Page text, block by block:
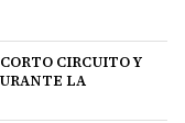
CIRCUITO Y
LA